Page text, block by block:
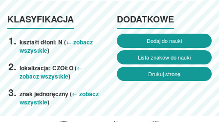
KLASYFIKACJA
kształt dłoni: N (← zobacz
wszystkie)
lokalizacja: CZOŁO (←
zobacz wszystkie)
znak jednoręczny (← zobacz
wszystkie)
DODATKOWE
Dodaj do nauki
Lista znaków do nauki
Drukuj stronę